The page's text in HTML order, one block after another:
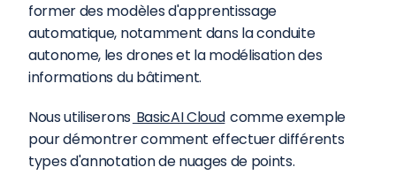
former des modèles d'apprentissage
automatique, notamment dans la conduite
autonome, les drones et la modélisation des
informations du bâtiment.
Nous utiliserons BasicAI Cloud comme exemple
pour démontrer comment effectuer différents
types d'annotation de nuages de points.